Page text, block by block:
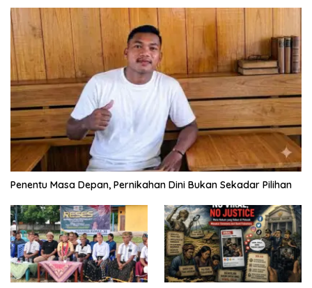
Penentu Masa Depan, Pernikahan Dini Bukan Sekadar Pilihan